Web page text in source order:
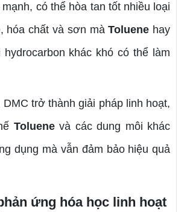
có thể hòa tan tốt nhiều loại
hóa chất và sơn màToluene hay
hydrocarbon khác khó có thể làm
trở thành giải pháp linh hoạt,
Toluenevà các dung môi khác
dụng mà vẫn đảm bảo hiệu quả
ứng hóa học linh hoạt